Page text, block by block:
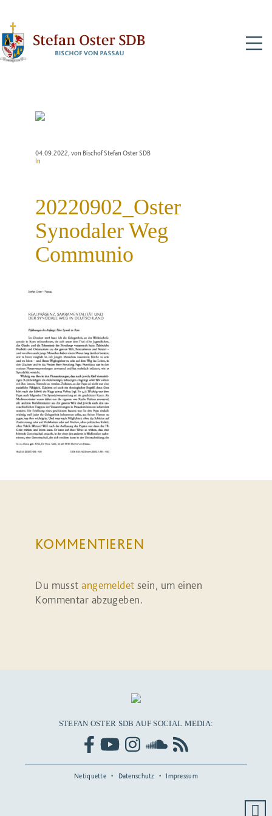
04.09.2022, von Bischof Stefan Oster SDB
In
20220902_Oster
Synodaler Weg
Communio
KOMMENTIEREN
Du musstangemeldet sein, um einen
Kommentar abzugeben.
STEFAN OSTER SDB AUF SOCIAL MEDIA:
Netiquette Datenschutz Impressum